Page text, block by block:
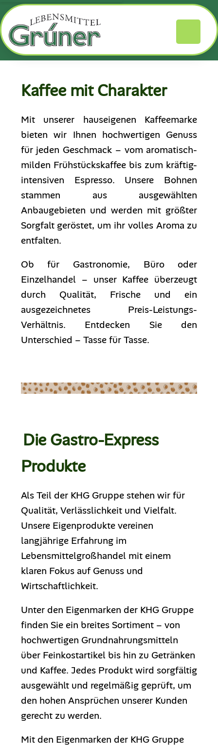
Kaffee mit Charakter
Mit unserer hauseigenen Kaffeemarke
bieten wir Ihnen hochwertigen Genuss
für jeden Geschmack – vom aromatisch-
milden Frühstückskaffee bis zum kräftig-
intensiven Espresso. Unsere Bohnen
stammen aus ausgewählten
Anbaugebieten und werden mit größter
Sorgfalt geröstet, um ihr volles Aroma zu
entfalten.
Ob für Gastronomie, Büro oder
Einzelhandel – unser Kaffee überzeugt
durch Qualität, Frische und ein
ausgezeichnetes Preis-Leistungs-
Verhältnis. Entdecken Sie den
Unterschied – Tasse für Tasse.
Die Gastro-Express
Produkte
Als Teil der KHG Gruppe stehen wir für
Qualität, Verlässlichkeit und Vielfalt.
Unsere Eigenprodukte vereinen
langjährige Erfahrung im
Lebensmittelgroßhandel mit einem
klaren Fokus auf Genuss und
Wirtschaftlichkeit.
Unter den Eigenmarken der KHG Gruppe
finden Sie ein breites Sortiment – von
hochwertigen Grundnahrungsmitteln
über Feinkostartikel bis hin zu Getränken
und Kaffee. Jedes Produkt wird sorgfältig
ausgewählt und regelmäßig geprüft, um
den hohen Ansprüchen unserer Kunden
gerecht zu werden.
Mit den Eigenmarken der KHG Gruppe